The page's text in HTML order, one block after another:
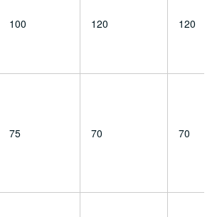
100 120 120
75 70 70